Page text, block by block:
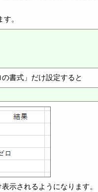
。
書式」だけ設定すると
示されるようになります。